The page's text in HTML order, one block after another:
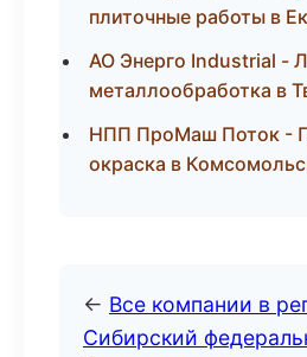
плиточные работы в
АО Энерго Industrial -
металлообработка в
НПП ПроМаш Поток -
окраска в
← Все компании в
Сибирский